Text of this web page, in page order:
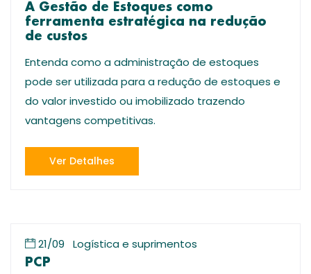
A Gestão de Estoques como
ferramenta estratégica na redução
de custos
Entenda como a administração de estoques
pode ser utilizada para a redução de estoques e
do valor investido ou imobilizado trazendo
vantagens competitivas.
Ver Detalhes
21/09 Logística e suprimentos
PCP